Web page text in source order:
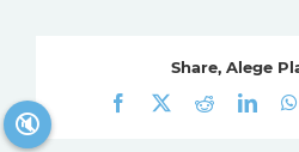
Share, Alege
Facebook
Reddit
🔇